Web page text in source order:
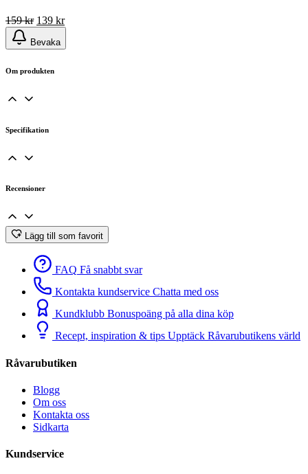
159kr Det
ursprungliga
priset
159 kr.
139 krDet
nuvarande
Bevaka
Om produkten
Specifikation
Recensioner
Lägg till som favorit
FAQ Få snabbt svar
Kontakta kundservice Chatta med oss
Kundklubb Bonuspoäng på alla dina köp
Recept, inspiration & tips Upptäck Råvarubutikens värld
Råvarubutiken
Blogg
Om oss
Kontakta oss
Sidkarta
Kundservice